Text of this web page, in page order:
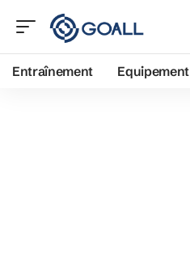
Entraînement Equipement